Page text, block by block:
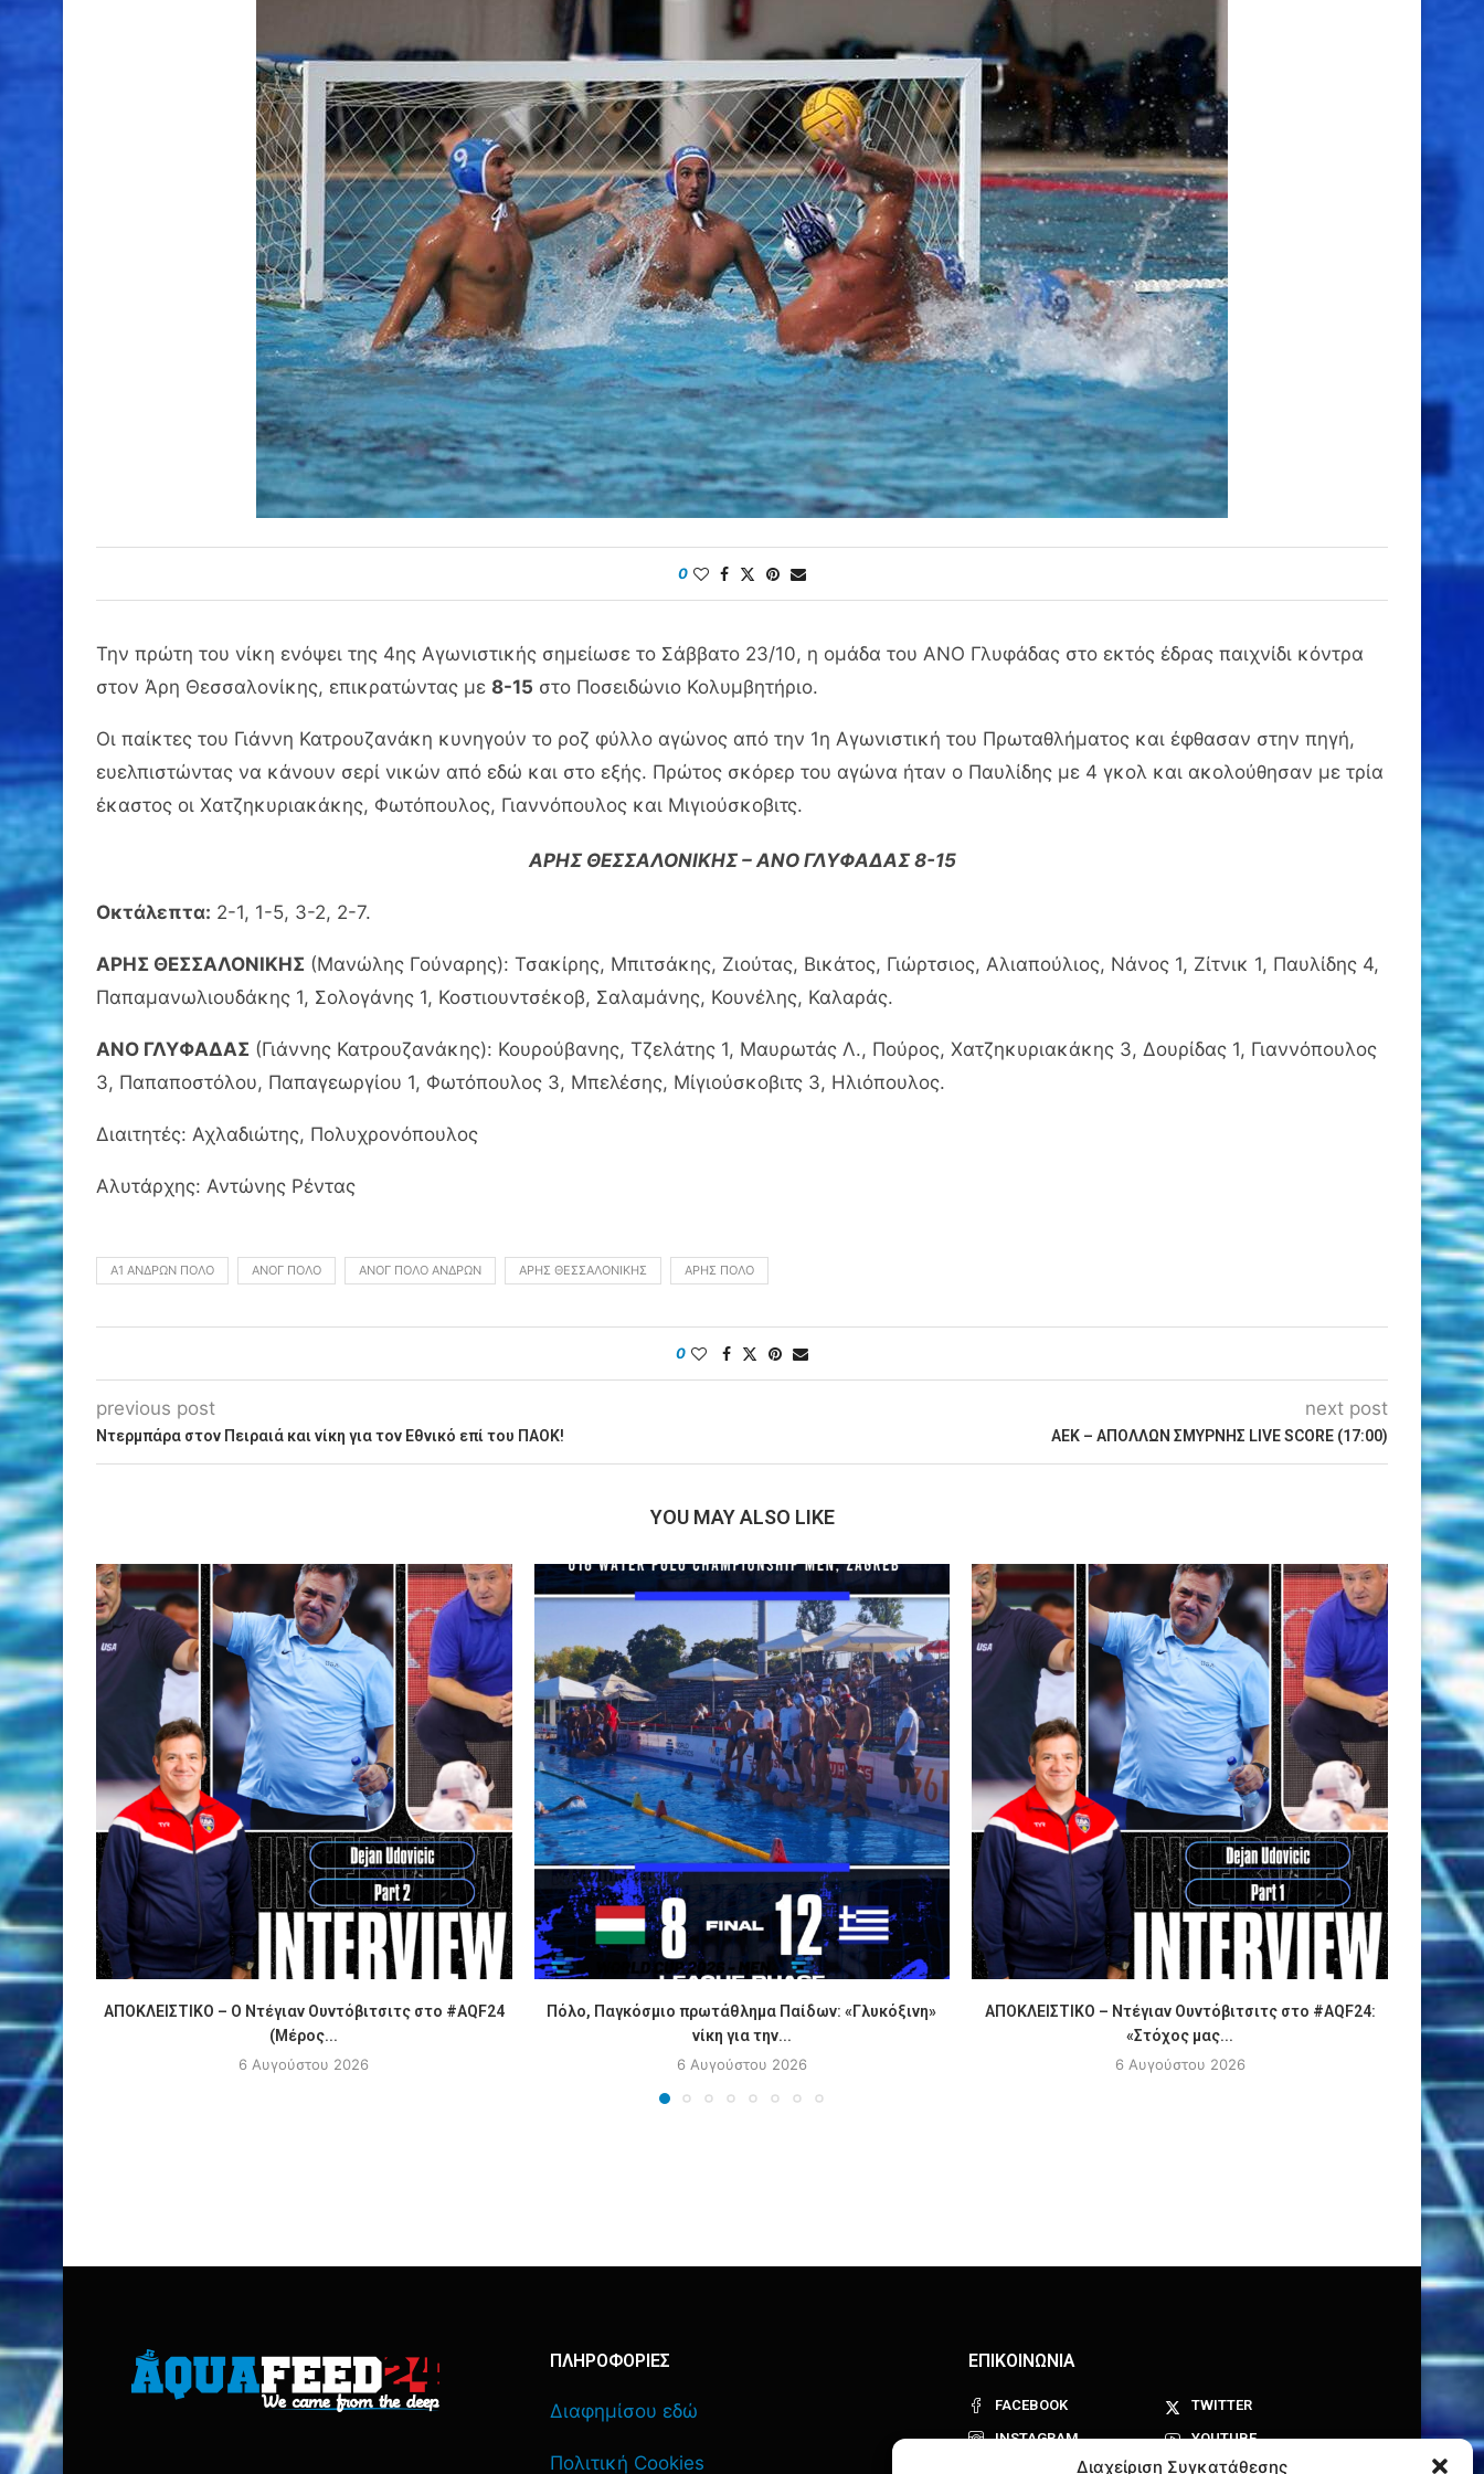
Διαχείριση Συγκατάθεσης
0
Την πρώτη του νίκη ενόψει της 4ης Αγωνιστικής σημείωσε το Σάββατο 23/10, η ομάδα του ΑΝΟ Γλυφάδας στο εκτός έδρας παιχνίδι κόντρα
στον Άρη Θεσσαλονίκης, επικρατώντας με 8-15 στο Ποσειδώνιο Κολυμβητήριο.
Οι παίκτες του Γιάννη Κατρουζανάκη κυνηγούν το ροζ φύλλο αγώνος από την 1η Αγωνιστική του Πρωταθλήματος και έφθασαν στην πηγή,
ευελπιστώντας να κάνουν σερί νικών από εδώ και στο εξής. Πρώτος σκόρερ του αγώνα ήταν ο Παυλίδης με 4 γκολ και ακολούθησαν με τρία
έκαστος οι Χατζηκυριακάκης, Φωτόπουλος, Γιαννόπουλος και Μιγιούσκοβιτς.
ΑΡΗΣ ΘΕΣΣΑΛΟΝΙΚΗΣ – ΑΝΟ ΓΛΥΦΑΔΑΣ 8-15
Οκτάλεπτα: 2-1, 1-5, 3-2, 2-7.
ΑΡΗΣ ΘΕΣΣΑΛΟΝΙΚΗΣ (Μανώλης Γούναρης): Τσακίρης, Μπιτσάκης, Ζιούτας, Βικάτος, Γιώρτσιος, Αλιαπούλιος, Νάνος 1, Ζίτνικ 1, Παυλίδης 4,
Παπαμανωλιουδάκης 1, Σολογάνης 1, Κοστιουντσέκοβ, Σαλαμάνης, Κουνέλης, Καλαράς.
ΑΝΟ ΓΛΥΦΑΔΑΣ (Γιάννης Κατρουζανάκης): Κουρούβανης, Τζελάτης 1, Μαυρωτάς Λ., Πούρος, Χατζηκυριακάκης 3, Δουρίδας 1, Γιαννόπουλος
3, Παπαποστόλου, Παπαγεωργίου 1, Φωτόπουλος 3, Μπελέσης, Μίγιούσκοβιτς 3, Ηλιόπουλος.
Διαιτητές: Αχλαδιώτης, Πολυχρονόπουλος
Αλυτάρχης: Αντώνης Ρέντας
Α1 ΑΝΔΡΏΝ ΠΌΛΟ ΑΝΟΓ ΠΌΛΟ ΑΝΟΓ ΠΌΛΟ ΑΝΔΡΏΝ ΆΡΗΣ ΘΕΣΣΑΛΟΝΊΚΗΣ ΆΡΗΣ ΠΌΛΟ
0
previous post
Ντερμπάρα στον Πειραιά και νίκη για τον Εθνικό επί του ΠΑΟΚ!
next post
ΑΕΚ – ΑΠΟΛΛΩΝ ΣΜΥΡΝΗΣ LIVE SCORE (17:00)
YOU MAY ALSO LIKE
ΑΠΟΚΛΕΙΣΤΙΚΟ – Ο Ντέγιαν Ουντόβιτσιτς στο #AQF24
(Μέρος...
6 Αυγούστου 2026
Πόλο, Παγκόσμιο πρωτάθλημα Παίδων: «Γλυκόξινη»
νίκη για την...
6 Αυγούστου 2026
ΑΠΟΚΛΕΙΣΤΙΚΟ – Ντέγιαν Ουντόβιτσιτς στο #AQF24:
«Στόχος μας...
6 Αυγούστου 2026
ΠΛΗΡΟΦΟΡΙΕΣ
Διαφημίσου εδώ
Πολιτική Cookies
ΕΠΙΚΟΙΝΩΝΙΑ
FACEBOOK
TWITTER
INSTAGRAM
YOUTUBE